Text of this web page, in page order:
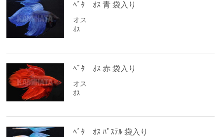
ﾍﾞﾀ ｵｽ 青 袋入り
オス
ｵｽ
ﾍﾞﾀ ｵｽ 赤 袋入り
オス
ｵｽ
ﾍﾞﾀ ｵｽ ﾊﾟｽﾃﾙ 袋入り